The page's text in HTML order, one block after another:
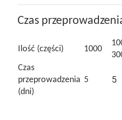
Czas
Ilość (części) 1000
Czas
przeprowadzenia
(dni)
5 5